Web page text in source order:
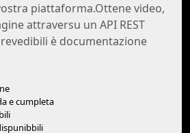
piattaforma.Ottene video,
attraversu un API REST
è documentazione
e cumpleta